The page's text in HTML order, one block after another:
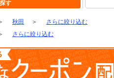
す
秋田 ＞
さらに絞り込む
さらに絞り込む